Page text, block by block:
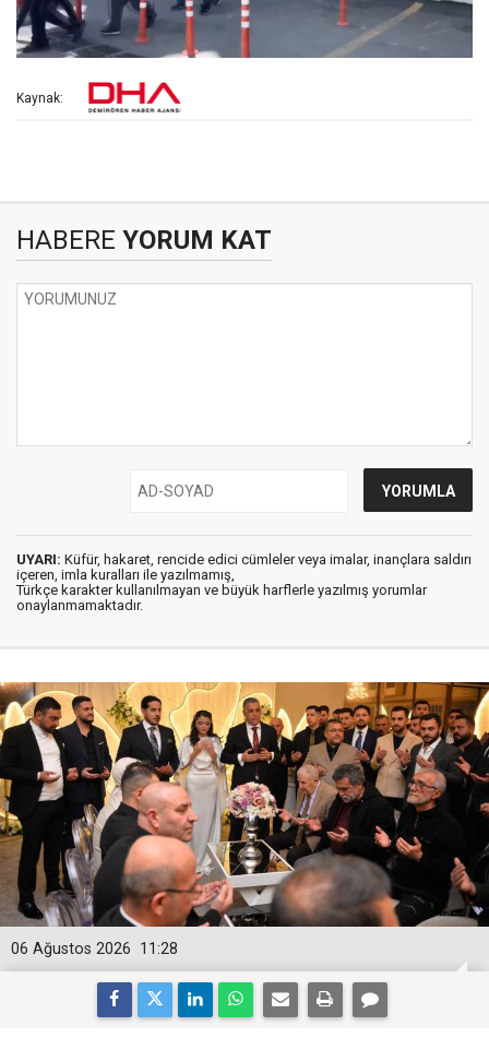
Kaynak:
HABERE YORUM KAT
UYARI: Küfür, hakaret, rencide edici cümleler veya imalar, inançlara saldırı
içeren, imla kuralları ile yazılmamış,
Türkçe karakter kullanılmayan ve büyük harflerle yazılmış yorumlar
onaylanmamaktadır.
11:28
06 Ağustos 2026